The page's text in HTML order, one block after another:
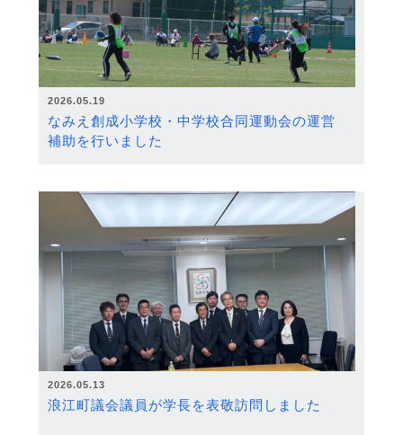
2026.05.19
なみえ創成小学校・中学校合同運動会の運営
補助を行いました
2026.05.13
浪江町議会議員が学長を表敬訪問しました